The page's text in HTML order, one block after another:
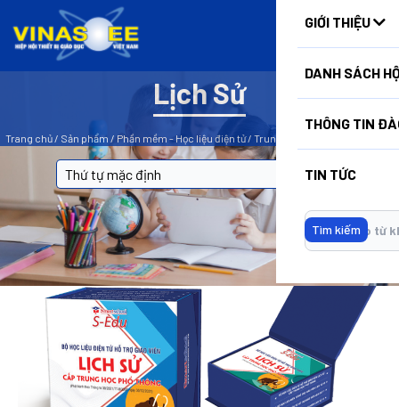
HUẤN
GIỚI THIỆU
DANH SÁCH
THÔNG TIN
TIN TỨC
Tìm kiếm
Lịch Sử
Trang chủ/ Sản phẩm / Phần mềm - Học liệu điện tử/ Trung học Phổ thông
BỘ LỌC